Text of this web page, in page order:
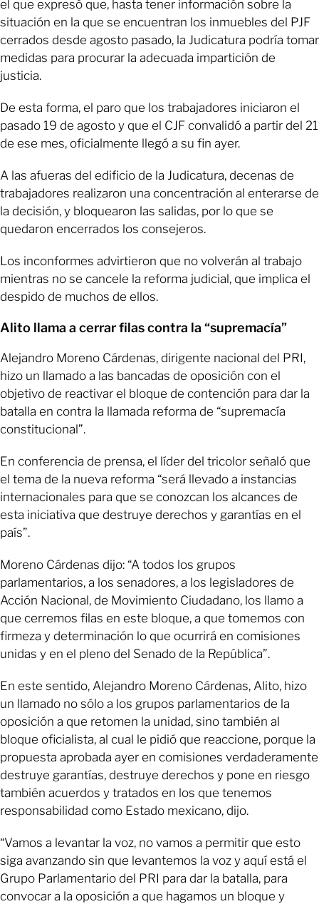
el que expresó que, hasta tener información sobre la
situación en la que se encuentran los inmuebles del PJF
cerrados desde agosto pasado, la Judicatura podría tomar
medidas para procurar la adecuada impartición de
justicia.
De esta forma, el paro que los trabajadores iniciaron el
pasado 19 de agosto y que el CJF convalidó a partir del 21
de ese mes, oficialmente llegó a su fin ayer.
A las afueras del edificio de la Judicatura, decenas de
trabajadores realizaron una concentración al enterarse de
la decisión, y bloquearon las salidas, por lo que se
quedaron encerrados los consejeros.
Los inconformes advirtieron que no volverán al trabajo
mientras no se cancele la reforma judicial, que implica el
despido de muchos de ellos.
Alito llama a cerrar filas contra la “supremacía”
Alejandro Moreno Cárdenas, dirigente nacional del PRI,
hizo un llamado a las bancadas de oposición con el
objetivo de reactivar el bloque de contención para dar la
batalla en contra la llamada reforma de “supremacía
constitucional”.
En conferencia de prensa, el líder del tricolor señaló que
el tema de la nueva reforma “será llevado a instancias
internacionales para que se conozcan los alcances de
esta iniciativa que destruye derechos y garantías en el
país”.
Moreno Cárdenas dijo: “A todos los grupos
parlamentarios, a los senadores, a los legisladores de
Acción Nacional, de Movimiento Ciudadano, los llamo a
que cerremos filas en este bloque, a que tomemos con
firmeza y determinación lo que ocurrirá en comisiones
unidas y en el pleno del Senado de la República”.
En este sentido, Alejandro Moreno Cárdenas, Alito, hizo
un llamado no sólo a los grupos parlamentarios de la
oposición a que retomen la unidad, sino también al
bloque oficialista, al cual le pidió que reaccione, porque la
propuesta aprobada ayer en comisiones verdaderamente
destruye garantías, destruye derechos y pone en riesgo
también acuerdos y tratados en los que tenemos
responsabilidad como Estado mexicano, dijo.
“Vamos a levantar la voz, no vamos a permitir que esto
siga avanzando sin que levantemos la voz y aquí está el
Grupo Parlamentario del PRI para dar la batalla, para
convocar a la oposición a que hagamos un bloque y